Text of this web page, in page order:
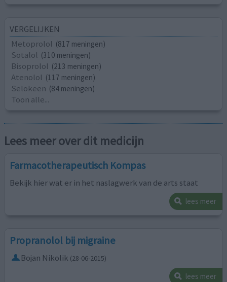
VERGELIJKEN
Metoprolol (817 meningen)
Sotalol (310 meningen)
Bisoprolol (213 meningen)
Atenolol (117 meningen)
Selokeen (84 meningen)
Toon alle...
Lees meer over dit medicijn
Farmacotherapeutisch Kompas
Bekijk hier wat er in het naslagwerk van de arts staat
lees meer
Propranolol bij migraine
Bojan Nikolik (28-06-2015)
lees meer